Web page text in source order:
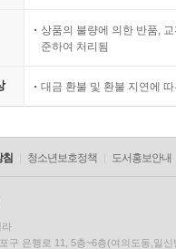
상품의 불량에 의한 반품,
준하여 처리됨
대금 환불 및 환불 지연에
침 청소년보호정책 도서홍보안내
라
구 은행로 11, 5층~6층(여의도동,일신